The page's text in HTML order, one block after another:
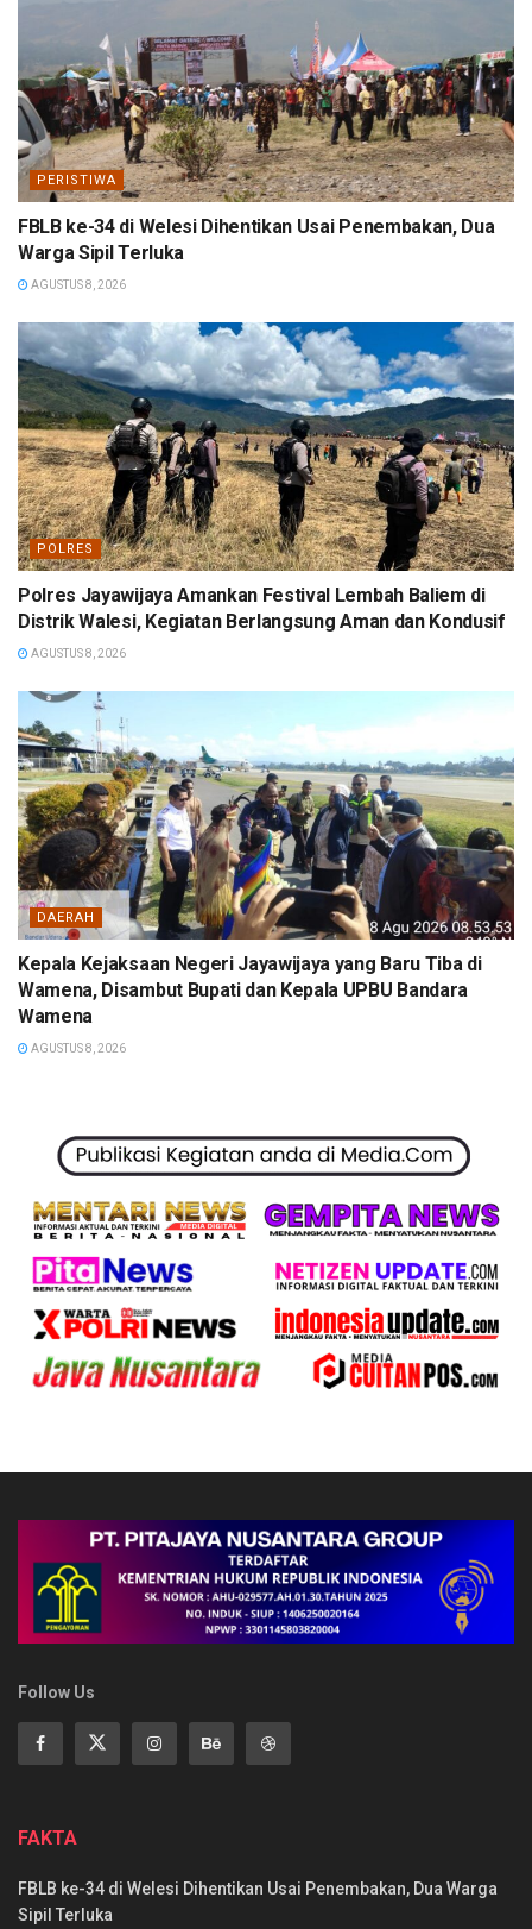
PERISTIWA
FBLB ke-34 di Welesi Dihentikan Usai Penembakan, Dua
Warga Sipil Terluka
AGUSTUS 8, 2026
POLRES
Polres Jayawijaya Amankan Festival Lembah Baliem di
Distrik Walesi, Kegiatan Berlangsung Aman dan Kondusif
AGUSTUS 8, 2026
DAERAH
Kepala Kejaksaan Negeri Jayawijaya yang Baru Tiba di
Wamena, Disambut Bupati dan Kepala UPBU Bandara
Wamena
AGUSTUS 8, 2026
Follow Us
FAKTA
FBLB ke-34 di Welesi Dihentikan Usai Penembakan, Dua Warga
Sipil Terluka